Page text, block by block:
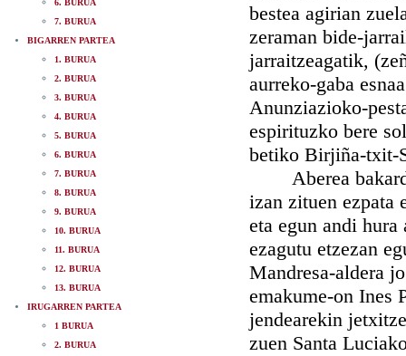
6. BURUA
7. BURUA
BIGARREN PARTEA
1. BURUA
2. BURUA
3. BURUA
4. BURUA
5. BURUA
6. BURUA
7. BURUA
8. BURUA
9. BURUA
10. BURUA
11. BURUA
12. BURUA
13. BURUA
IRUGARREN PARTEA
1 BURUA
2. BURUA
bestea agirian
zeraman bide-
jarraitzeagatik,
aurreko-gaba
Anunziazioko-
espirituzko bere
betiko Birjiña-txit-
Aberea
izan zituen ezpata
eta egun andi
ezagutu etzezan
Mandresa-aldera
emakume-on Ines
jendearekin
zuen Santa